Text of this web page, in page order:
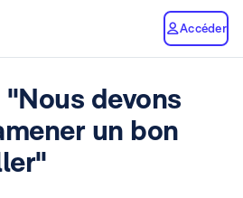
Accéder
devons
un bon